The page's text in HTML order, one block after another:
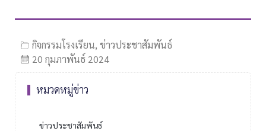
กิจกรรมโรงเรียน, ข่าวประชาสัมพันธ์
20 กุมภาพันธ์ 2024
หมวดหมู่ข่าว
ข่าวประชาสัมพันธ์